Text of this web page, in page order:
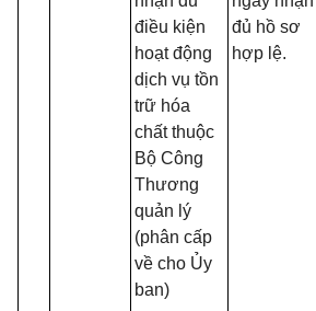
điều kiện
hoạt động
dịch vụ tồn
trữ hóa
chất thuộc
Bộ Công
Thương
quản lý
(phân cấp
về cho Ủy
ban)
đủ hồ sơ
hợp lệ.